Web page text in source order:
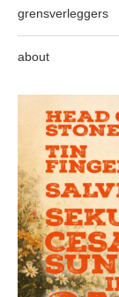
grensverleggers
about